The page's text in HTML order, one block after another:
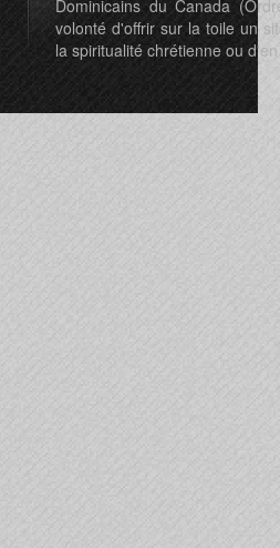
Dominicains du Canada
volonté d'offrir sur la toile un
la spiritualité chrétienne ou